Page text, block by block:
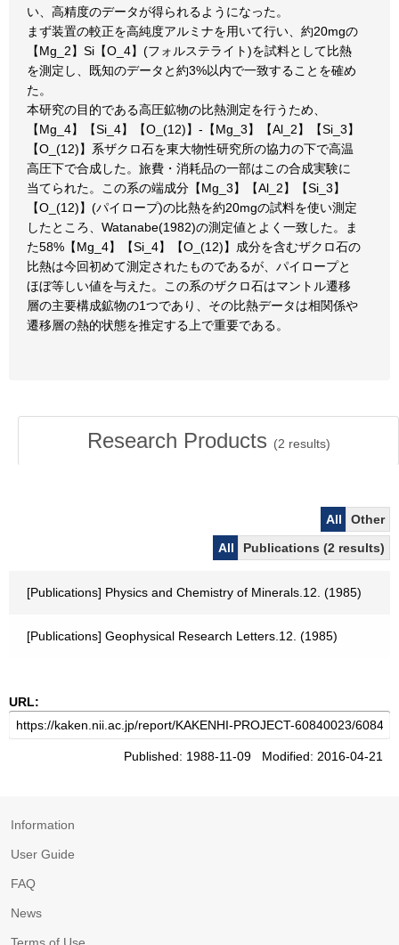
い、高精度のデータが得られるようになった。
まず装置の較正を高純度アルミナを用いて行い、約20mgの
【Mg_2】Si【O_4】(フォルステライト)を試料として比熱
を測定し、既知のデータと約3%以内で一致することを確め
た。
本研究の目的である高圧鉱物の比熱測定を行うため、
【Mg_4】【Si_4】【O_(12)】-【Mg_3】【Al_2】【Si_3】
【O_(12)】系ザクロ石を東大物性研究所の協力の下で高温
高圧下で合成した。旅費・消耗品の一部はこの合成実験に
当てられた。この系の端成分【Mg_3】【Al_2】【Si_3】
【O_(12)】(パイロープ)の比熱を約20mgの試料を使い測定
したところ、Watanabe(1982)の測定値とよく一致した。ま
た58%【Mg_4】【Si_4】【O_(12)】成分を含むザクロ石の
比熱は今回初めて測定されたものであるが、パイロープと
ほぼ等しい値を与えた。この系のザクロ石はマントル遷移
層の主要構成鉱物の1つであり、その比熱データは相関係や
遷移層の熱的状態を推定する上で重要である。
Research Products (2 results)
All
Other
All
Publications (2 results)
[Publications] Physics and Chemistry of Minerals.12. (1985)
[Publications] Geophysical Research Letters.12. (1985)
URL:
Published: 1988-11-09 Modified: 2016-04-21
Information
User Guide
FAQ
News